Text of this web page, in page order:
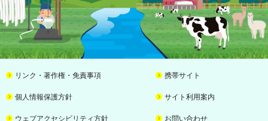
リンク・著作権・免責事項 携帯サイト
個人情報保護方針 サイト利用案内
ウェブアクセシビリティ方針 お問い合わせ